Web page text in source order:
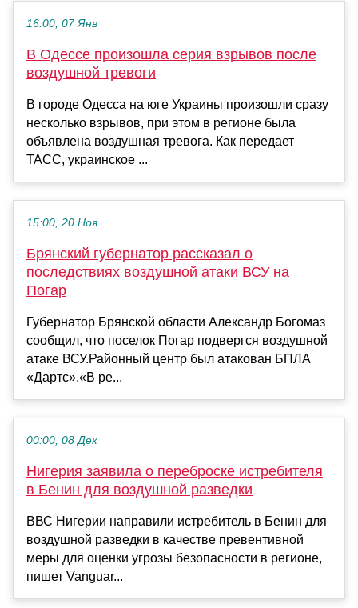
16:00, 07 Янв
В Одессе произошла серия взрывов после
воздушной тревоги
В городе Одесса на юге Украины произошли сразу
несколько взрывов, при этом в регионе была
объявлена воздушная тревога. Как передает
ТАСС, украинское ...
15:00, 20 Ноя
Брянский губернатор рассказал о
последствиях воздушной атаки ВСУ на
Погар
Губернатор Брянской области Александр Богомаз
сообщил, что поселок Погар подвергся воздушной
атаке ВСУ.Районный центр был атакован БПЛА
«Дартс».«В ре...
00:00, 08 Дек
Нигерия заявила о переброске истребителя
в Бенин для воздушной разведки
ВВС Нигерии направили истребитель в Бенин для
воздушной разведки в качестве превентивной
меры для оценки угрозы безопасности в регионе,
пишет Vanguar...